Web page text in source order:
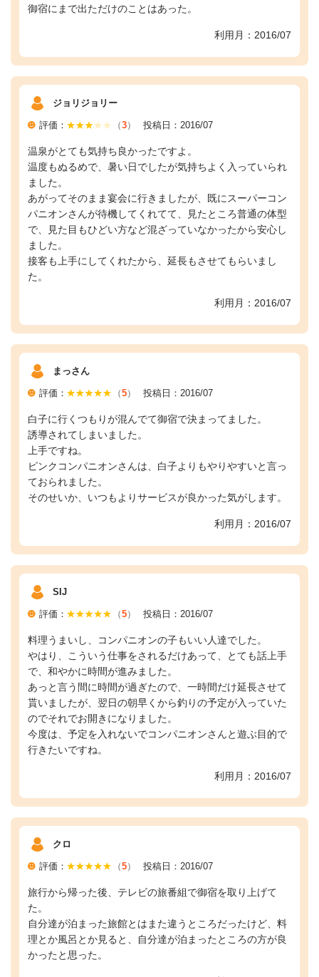
御宿にまで出ただけのことはあった。
利用月：2016/07
ジョリジョリー
評価： （3） 投稿日：2016/07
温泉がとても気持ち良かったですよ。
温度もぬるめで、暑い日でしたが気持ちよく入っていられ
ました。
あがってそのまま宴会に行きましたが、既にスーパーコン
パニオンさんが待機してくれてて、見たところ普通の体型
で、見た目もひどい方など混ざっていなかったから安心し
ました。
接客も上手にしてくれたから、延長もさせてもらいまし
た。
利用月：2016/07
まっさん
評価： （5） 投稿日：2016/07
白子に行くつもりが混んでて御宿で決まってました。
誘導されてしまいました。
上手ですね。
ピンクコンパニオンさんは、白子よりもやりやすいと言っ
ておられました。
そのせいか、いつもよりサービスが良かった気がします。
利用月：2016/07
SIJ
評価： （5） 投稿日：2016/07
料理うまいし、コンパニオンの子もいい人達でした。
やはり、こういう仕事をされるだけあって、とても話上手
で、和やかに時間が進みました。
あっと言う間に時間が過ぎたので、一時間だけ延長させて
貰いましたが、翌日の朝早くから釣りの予定が入っていた
のでそれでお開きになりました。
今度は、予定を入れないでコンパニオンさんと遊ぶ目的で
行きたいですね。
利用月：2016/07
クロ
評価： （5） 投稿日：2016/07
旅行から帰った後、テレビの旅番組で御宿を取り上げて
た。
自分達が泊まった旅館とはまた違うところだったけど、料
理とか風呂とか見ると、自分達が泊まったところの方が良
かったと思った。